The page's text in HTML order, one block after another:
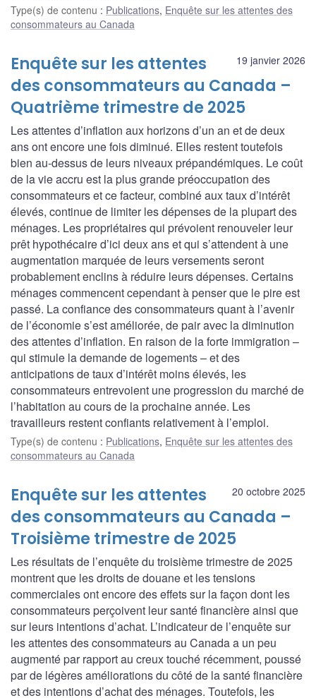
Type(s) de contenu : Publications, Enquête sur les attentes des
consommateurs au Canada
19 janvier 2026
Enquête sur les attentes
des consommateurs au Canada –
Quatrième trimestre de 2025
Les attentes d’inflation aux horizons d’un an et de deux
ans ont encore une fois diminué. Elles restent toutefois
bien au-dessus de leurs niveaux prépandémiques. Le coût
de la vie accru est la plus grande préoccupation des
consommateurs et ce facteur, combiné aux taux d’intérêt
élevés, continue de limiter les dépenses de la plupart des
ménages. Les propriétaires qui prévoient renouveler leur
prêt hypothécaire d’ici deux ans et qui s’attendent à une
augmentation marquée de leurs versements seront
probablement enclins à réduire leurs dépenses. Certains
ménages commencent cependant à penser que le pire est
passé. La confiance des consommateurs quant à l’avenir
de l’économie s’est améliorée, de pair avec la diminution
des attentes d’inflation. En raison de la forte immigration –
qui stimule la demande de logements – et des
anticipations de taux d’intérêt moins élevés, les
consommateurs entrevoient une progression du marché de
l’habitation au cours de la prochaine année. Les
travailleurs restent confiants relativement à l’emploi.
Type(s) de contenu : Publications, Enquête sur les attentes des
consommateurs au Canada
20 octobre 2025
Enquête sur les attentes
des consommateurs au Canada –
Troisième trimestre de 2025
Les résultats de l’enquête du troisième trimestre de 2025
montrent que les droits de douane et les tensions
commerciales ont encore des effets sur la façon dont les
consommateurs perçoivent leur santé financière ainsi que
sur leurs intentions d’achat. L’indicateur de l’enquête sur
les attentes des consommateurs au Canada a un peu
augmenté par rapport au creux touché récemment, poussé
par de légères améliorations du côté de la santé financière
et des intentions d’achat des ménages. Toutefois, les